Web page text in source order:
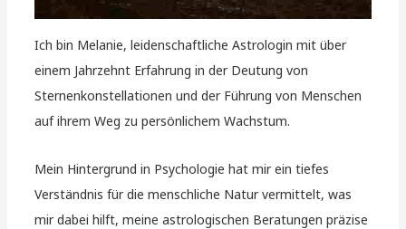
Ich bin Melanie, leidenschaftliche Astrologin mit über
einem Jahrzehnt Erfahrung in der Deutung von
Sternenkonstellationen und der Führung von Menschen
auf ihrem Weg zu persönlichem Wachstum.
Mein Hintergrund in Psychologie hat mir ein tiefes
Verständnis für die menschliche Natur vermittelt, was
mir dabei hilft, meine astrologischen Beratungen präzise